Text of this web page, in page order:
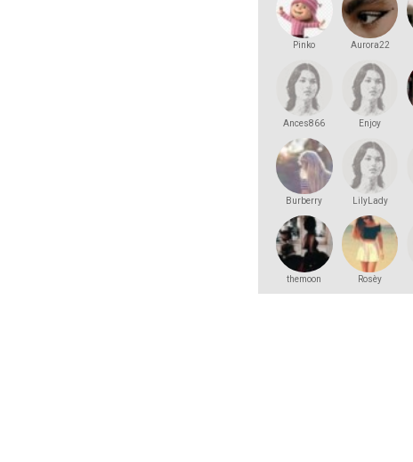
Pinko Aurora22
Ances866 Enjoy
Burberry LilyLady
themoon Rosèy